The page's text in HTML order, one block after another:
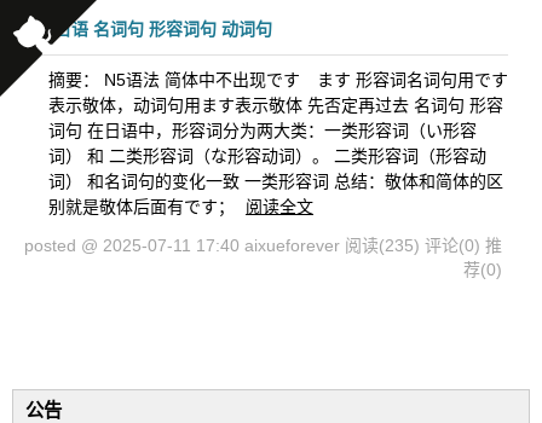
日语 名词句 形容词句 动词句
摘要： N5语法 简体中不出现です ます 形容词名词句用です
表示敬体，动词句用ます表示敬体 先否定再过去 名词句 形容
词句 在日语中，形容词分为两大类：一类形容词（い形容
词） 和 二类形容词（な形容动词）。 二类形容词（形容动
词） 和名词句的变化一致 一类形容词 总结：敬体和简体的区
别就是敬体后面有です；
阅读全文
posted @ 2025-07-11 17:40 aixueforever 阅读(235) 评论(0) 推
荐(0)
公告